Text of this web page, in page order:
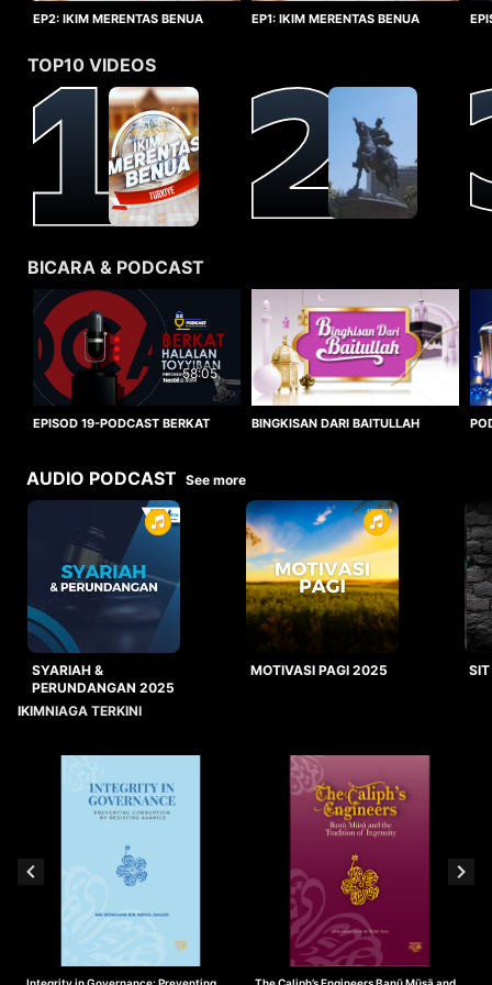
EP2: IKIM MERENTAS BENUA
EP1: IKIM MERENTAS BENUA
TOP10 VIDEOS
BICARA & PODCAST
58:05
EPISOD 19-PODCAST BERKAT
BINGKISAN DARI BAITULLAH
AUDIO PODCAST See more
SYARIAH &
PERUNDANGAN 2025
MOTIVASI PAGI 2025
IKIMNIAGA TERKINI